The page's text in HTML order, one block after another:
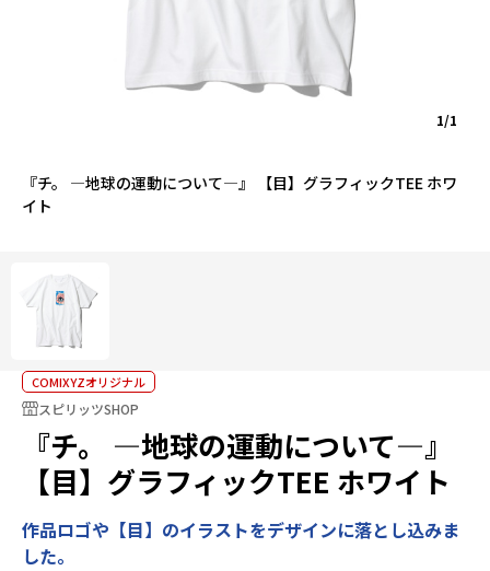
『チ。 ―地球の運動について―』 【目】グラフィックTEE ホワ
イト
1/1
COMIXYZオリジナル
スピリッツSHOP
『チ。 ―地球の運動について―』
【目】グラフィックTEE ホワイト
作品ロゴや【目】のイラストをデザインに落とし込みま
した。